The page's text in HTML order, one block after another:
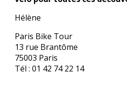
Hélène
Paris Bike Tour
13 rue Brantôme
75003 Paris
Tél : 01 42 74 22 14